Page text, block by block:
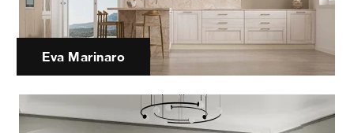
Eva Marinaro